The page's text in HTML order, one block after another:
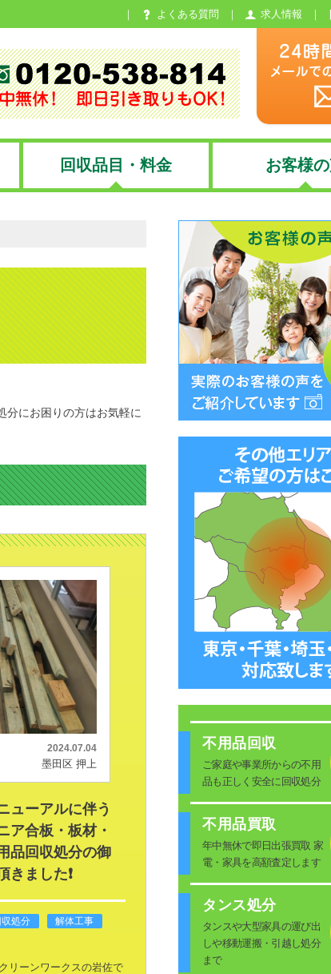
よくある質問 求人情報
回収品目・料金 お客様
分にお困りの方はお気軽に
2024.07.04
墨田区 押上
ューアルに伴う
ア合板・板材・
品回収処分の御
きました❗
処分
解体工事
クリーンワークスの岩佐で
不用品回収
ご家庭や事業所からの不用
品も正しく安全に回収処分
不用品買取
年中無休で即日出張買取 家
電・家具を高額査定します
タンス処分
タンスや大型家具の運び出
しや移動運搬・引越し処分
まで